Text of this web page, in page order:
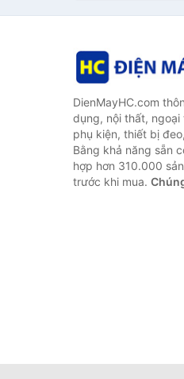
DienMayHC.com
dụng, nội thất,
phụ kiện, thiết bị
Bằng khả năng sẵn
hợp hơn 310.000
trước khi mua.